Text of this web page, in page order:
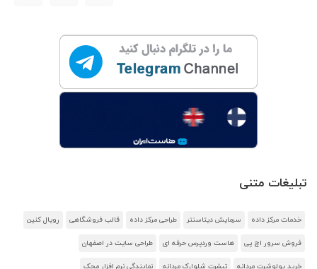
تبلیغات متنی
خدمات مرکز داده سرمایش دیتاسنتر طراحی مرکز داده قالب فروشگاهی رویال کنین
فروش سرور اچ پی هاست وردپرس حرفه ای طراحی سایت در اصفهان
خرید پولوشرت مردانه تیشرت شلوارک مردانه نمایندگی نرم افزار محک